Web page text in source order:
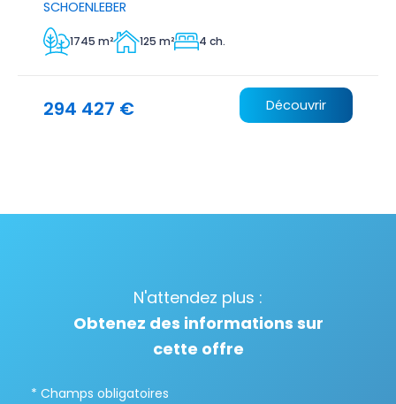
SCHOENLEBER
1745 m² 125 m² 4 ch.
294 427 € Découvrir
N'attendez plus :
Obtenez des informations sur
cette offre
* Champs obligatoires